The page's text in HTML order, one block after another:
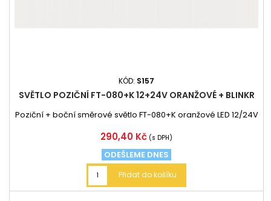
KÓD: S157
SVĚTLO POZIČNÍ FT-080+K 12+24V ORANŽOVÉ + BLINKR
Poziční + boční směrové světlo FT-080+K oranžové LED 12/24V
Cena
290,40 Kč (s DPH)
ODEŠLEME DNES
Přidat do košíku